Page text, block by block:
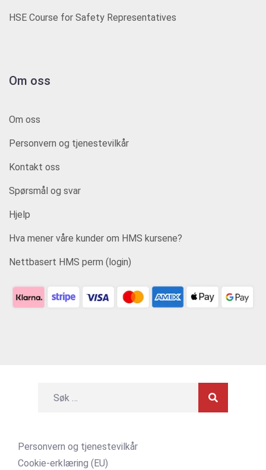
HSE Course for Safety Representatives
Om oss
Om oss
Personvern og tjenestevilkår
Kontakt oss
Spørsmål og svar
Hjelp
Hva mener våre kunder om HMS kursene?
Nettbasert HMS perm (login)
Personvern og tjenestevilkår
Cookie-erklæring (EU)